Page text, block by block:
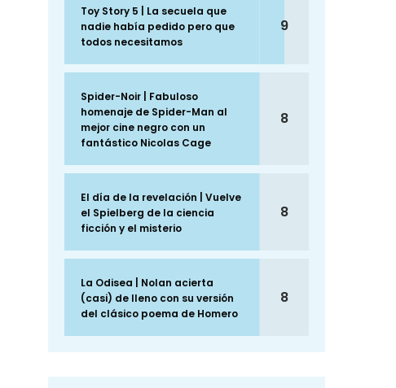
Toy Story 5 | La secuela que
nadie había pedido pero que
todos necesitamos
9
Spider-Noir | Fabuloso
homenaje de Spider-Man al
mejor cine negro con un
fantástico Nicolas Cage
8
El día de la revelación | Vuelve
el Spielberg de la ciencia
ficción y el misterio
8
La Odisea | Nolan acierta
(casi) de lleno con su versión
del clásico poema de Homero
8